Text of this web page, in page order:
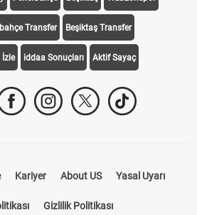
Transfer Beşiktaş Transfer
İzle iddaa Sonuçları Aktif Sayaç
Kariyer About US Yasal Uyarı
Gizlilik Politikası